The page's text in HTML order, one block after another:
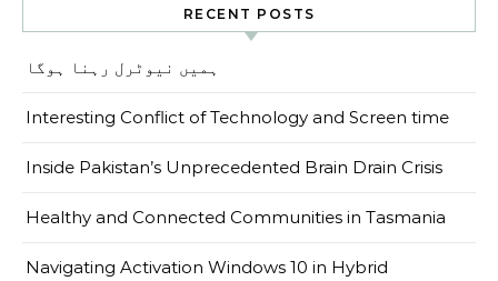
RECENT POSTS
ہمیں نیوٹرل رہنا ہوگا
Interesting Conflict of Technology and Screen time
Inside Pakistan’s Unprecedented Brain Drain Crisis
Healthy and Connected Communities in Tasmania
Navigating Activation Windows 10 in Hybrid